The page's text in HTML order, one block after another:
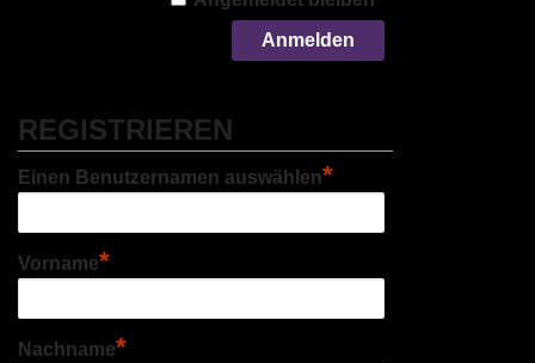
REGISTRIEREN
Einen Benutzernamen auswählen*
Vorname*
Nachname*